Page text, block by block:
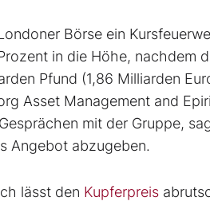
Börse ein
in die Höhe, nachdem
Pfund (1,86 Milliarden
Asset Management and
mit der Gruppe,
Angebot abzugeben.
lässt den Kupferpreis